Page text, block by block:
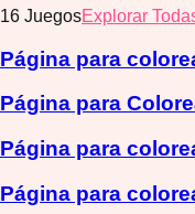
16 JuegosExplorar
Página para
Página para
Página para
Página para